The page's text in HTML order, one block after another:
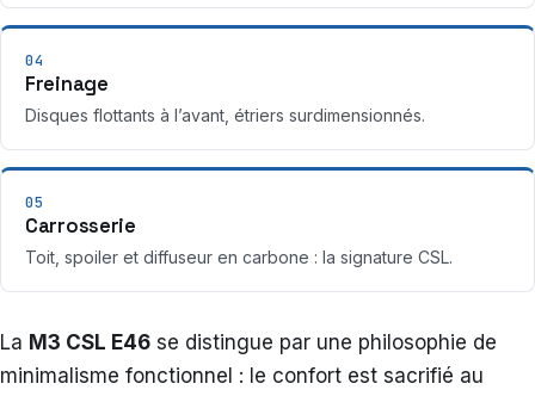
04
Freinage
Disques flottants à l’avant, étriers surdimensionnés.
05
Carrosserie
Toit, spoiler et diffuseur en carbone : la signature CSL.
La M3 CSL E46 se distingue par une philosophie de
minimalisme fonctionnel : le confort est sacrifié au